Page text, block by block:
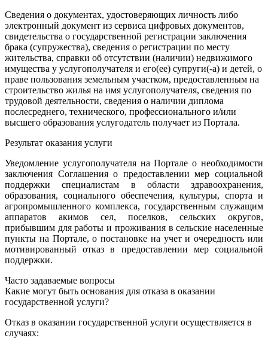
Сведения о документах, удостоверяющих личность либо
электронный документ из сервиса цифровых документов,
свидетельства о государственной регистрации заключения
брака (супружества), сведения о регистрации по месту
жительства, справки об отсутствии (наличии) недвижимого
имущества у услугополучателя и его(ее) супруги(-а) и детей, о
праве пользования земельным участком, предоставленным на
строительство жилья на имя услугополучателя, сведения по
трудовой деятельности, сведения о наличии диплома
послесреднего, технического, профессионального и/или
высшего образования услугодатель получает из Портала.
Результат оказания услуги
Уведомление услугополучателя на Портале о необходимости
заключения Соглашения о предоставлении мер социальной
поддержки специалистам в области здравоохранения,
образования, социального обеспечения, культуры, спорта и
агропромышленного комплекса, государственным служащим
аппаратов акимов сел, поселков, сельских округов,
прибывшим для работы и проживания в сельские населенные
пункты на Портале, о постановке на учет и очередность или
мотивированный отказ в предоставлении мер социальной
поддержки.
Часто задаваемые вопросы
Какие могут быть основания для отказа в оказании
государственной услуги?
Отказ в оказании государственной услуги осуществляется в
случаях: